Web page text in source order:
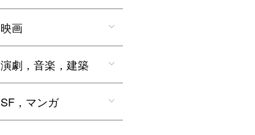
映画
演劇，音楽，建築
SF，マンガ